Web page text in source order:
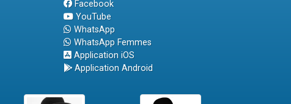
Facebook
YouTube
WhatsApp
WhatsApp Femmes
Application iOS
Application Android